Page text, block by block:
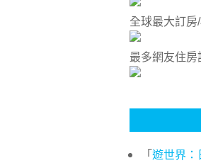
全球最大訂房
最多網友住房
「遊世界：